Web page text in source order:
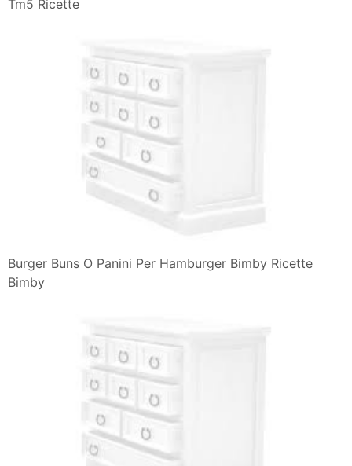
Tm5 Ricette
Burger Buns O Panini Per Hamburger Bimby Ricette
Bimby